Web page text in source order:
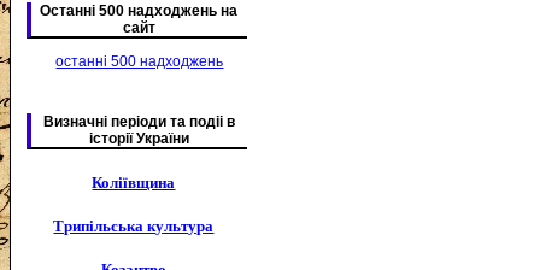
Останні 500 надходжень на
сайт
останні 500 надходжень
Визначні періоди та подіі в
історії України
Коліївщина
Трипільська культура